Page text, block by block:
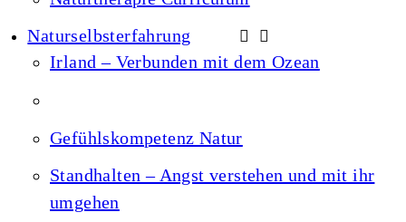
Naturselbsterfahrung
Irland – Verbunden mit dem Ozean
Gefühlskompetenz Natur
Standhalten – Angst verstehen und mit ihr
umgehen